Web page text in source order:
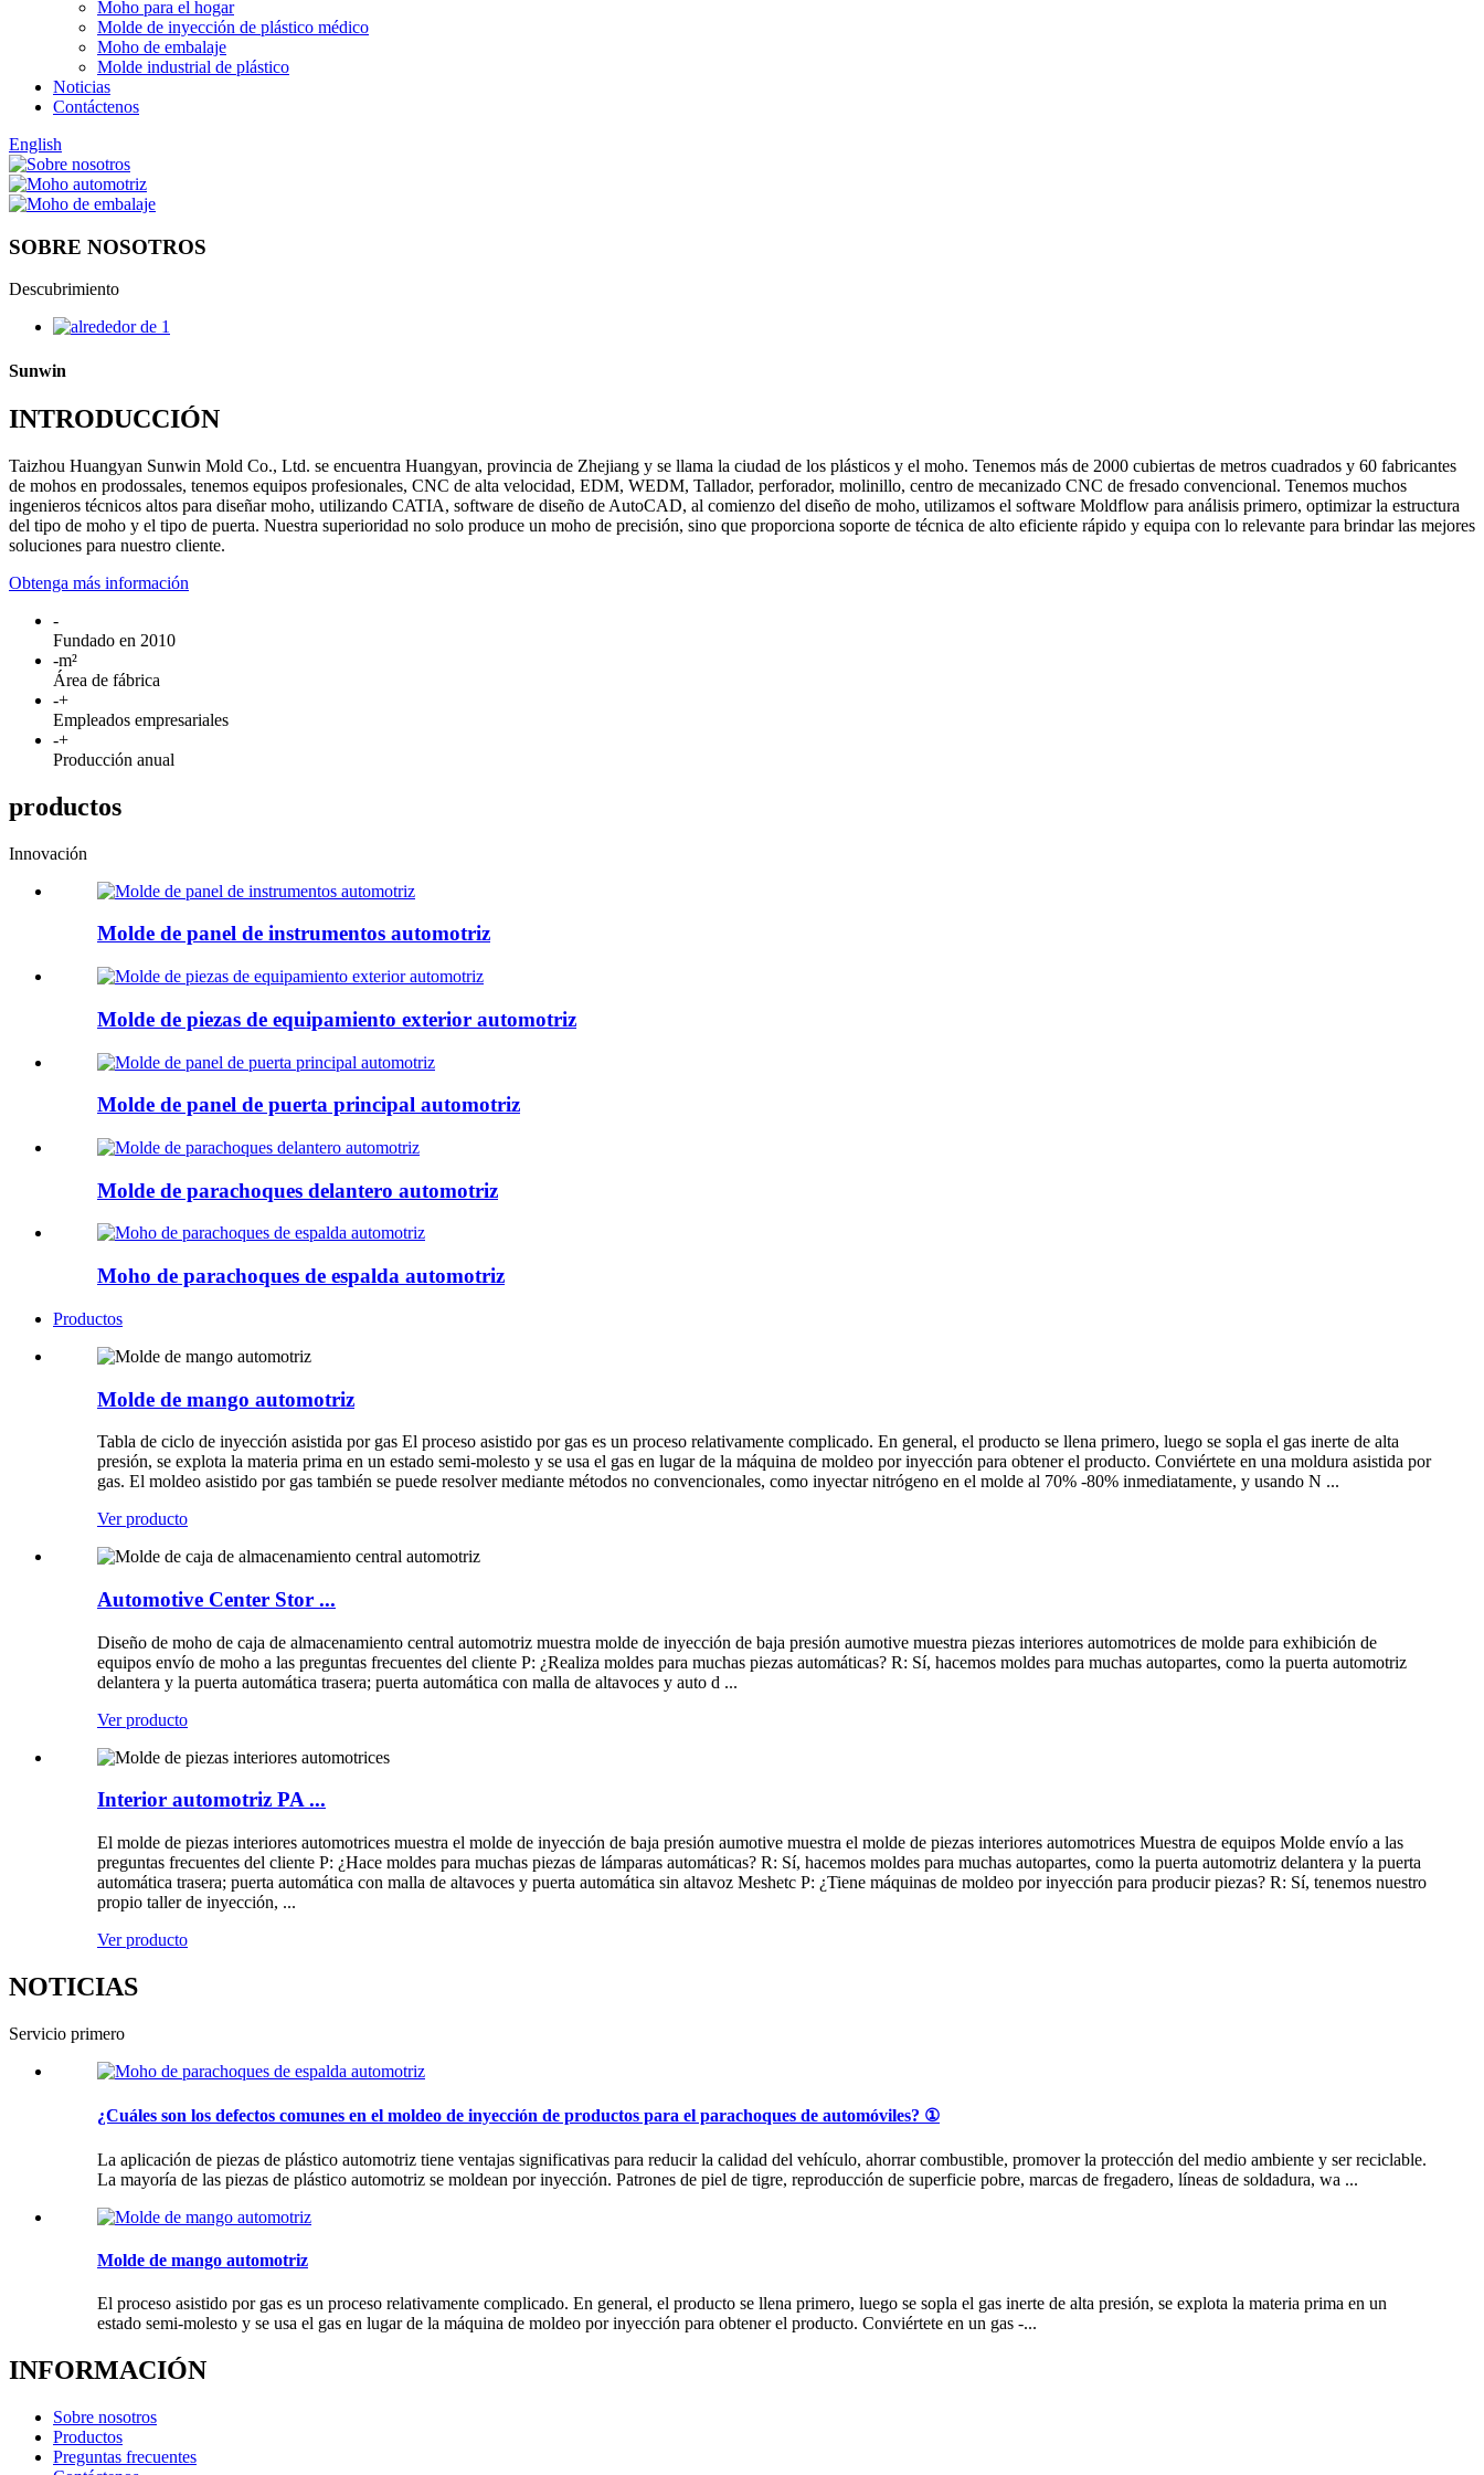
Moho para el hogar
Molde de inyección de plástico médico
Moho de embalaje
Molde industrial de plástico
Noticias
Contáctenos
English
SOBRE NOSOTROS
Descubrimiento
Sunwin
INTRODUCCIÓN
Taizhou Huangyan Sunwin Mold Co., Ltd. se encuentra Huangyan, provincia de Zhejiang y se llama la ciudad de los plásticos y el moho. Tenemos más de 2000 cubiertas de metros cuadrados y 60 fabricantes
de mohos en prodossales, tenemos equipos profesionales, CNC de alta velocidad, EDM, WEDM, Tallador, perforador, molinillo, centro de mecanizado CNC de fresado convencional. Tenemos muchos
ingenieros técnicos altos para diseñar moho, utilizando CATIA, software de diseño de AutoCAD, al comienzo del diseño de moho, utilizamos el software Moldflow para análisis primero, optimizar la estructura
del tipo de moho y el tipo de puerta. Nuestra superioridad no solo produce un moho de precisión, sino que proporciona soporte de técnica de alto eficiente rápido y equipa con lo relevante para brindar las mejores
soluciones para nuestro cliente.
Obtenga más información
-
Fundado en 2010
-m²
Área de fábrica
-+
Empleados empresariales
-+
Producción anual
productos
Innovación
Molde de panel de instrumentos automotriz
Molde de piezas de equipamiento exterior automotriz
Molde de panel de puerta principal automotriz
Molde de parachoques delantero automotriz
Moho de parachoques de espalda automotriz
Productos
Molde de mango automotriz
Tabla de ciclo de inyección asistida por gas El proceso asistido por gas es un proceso relativamente complicado. En general, el producto se llena primero, luego se sopla el gas inerte de alta
presión, se explota la materia prima en un estado semi-molesto y se usa el gas en lugar de la máquina de moldeo por inyección para obtener el producto. Conviértete en una moldura asistida por
gas. El moldeo asistido por gas también se puede resolver mediante métodos no convencionales, como inyectar nitrógeno en el molde al 70% -80% inmediatamente, y usando N ...
Ver producto
Automotive Center Stor ...
Diseño de moho de caja de almacenamiento central automotriz muestra molde de inyección de baja presión aumotive muestra piezas interiores automotrices de molde para exhibición de
equipos envío de moho a las preguntas frecuentes del cliente P: ¿Realiza moldes para muchas piezas automáticas? R: Sí, hacemos moldes para muchas autopartes, como la puerta automotriz
delantera y la puerta automática trasera; puerta automática con malla de altavoces y auto d ...
Ver producto
Interior automotriz PA ...
El molde de piezas interiores automotrices muestra el molde de inyección de baja presión aumotive muestra el molde de piezas interiores automotrices Muestra de equipos Molde envío a las
preguntas frecuentes del cliente P: ¿Hace moldes para muchas piezas de lámparas automáticas? R: Sí, hacemos moldes para muchas autopartes, como la puerta automotriz delantera y la puerta
automática trasera; puerta automática con malla de altavoces y puerta automática sin altavoz Meshetc P: ¿Tiene máquinas de moldeo por inyección para producir piezas? R: Sí, tenemos nuestro
propio taller de inyección, ...
Ver producto
NOTICIAS
Servicio primero
¿Cuáles son los defectos comunes en el moldeo de inyección de productos para el parachoques de automóviles? ①
La aplicación de piezas de plástico automotriz tiene ventajas significativas para reducir la calidad del vehículo, ahorrar combustible, promover la protección del medio ambiente y ser reciclable.
La mayoría de las piezas de plástico automotriz se moldean por inyección. Patrones de piel de tigre, reproducción de superficie pobre, marcas de fregadero, líneas de soldadura, wa ...
Molde de mango automotriz
El proceso asistido por gas es un proceso relativamente complicado. En general, el producto se llena primero, luego se sopla el gas inerte de alta presión, se explota la materia prima en un
estado semi-molesto y se usa el gas en lugar de la máquina de moldeo por inyección para obtener el producto. Conviértete en un gas -...
INFORMACIÓN
Sobre nosotros
Productos
Preguntas frecuentes